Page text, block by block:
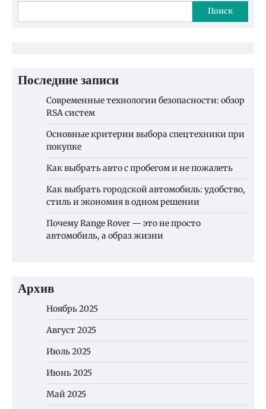
Поиск
Последние записи
Современные технологии безопасности: обзор
RSA систем
Основные критерии выбора спецтехники при
покупке
Как выбрать авто с пробегом и не пожалеть
Как выбрать городской автомобиль: удобство,
стиль и экономия в одном решении
Почему Range Rover — это не просто
автомобиль, а образ жизни
Архив
Ноябрь 2025
Август 2025
Июль 2025
Июнь 2025
Май 2025